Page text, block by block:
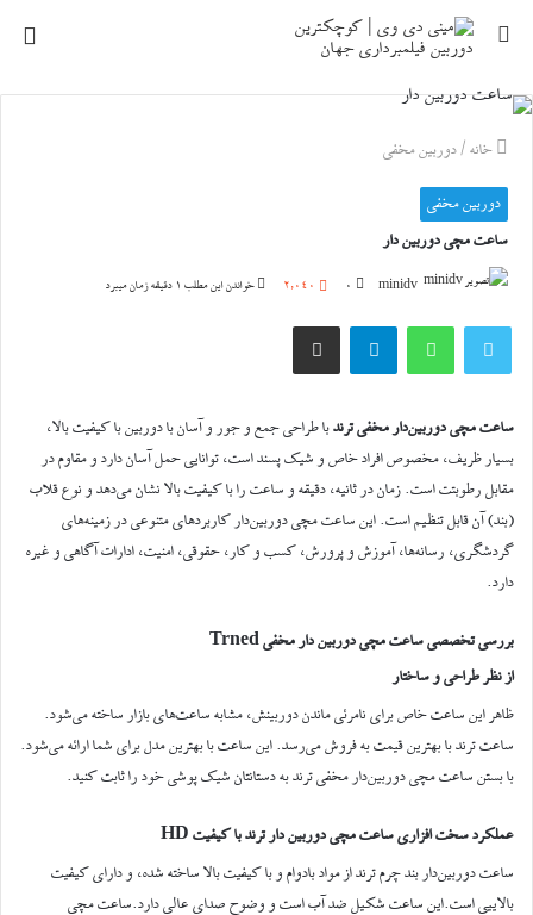
جستجو
خانه /دوربین مخفی
دوربین مخفی
ساعت مچی دوربین دار
minidv
0
2,040 خواندن این مطلب 1 دقیقه زمان میبرد
توییتر واتس آپ تلگرام اشتراک گذاری از طریق ایمیل
ساعت مچی دوربین‌دار مخفی ترندبا طراحی جمع و جور و آسان با دوربین با کیفیت بالا،
بسیار ظریف، مخصوص افراد خاص و شیک پسند است، توانایی حمل آسان دارد و مقاوم در
مقابل رطوبتت است. زمان در ثانیه، دقیقه و ساعت را با کیفیت بالا نشان می‌دهد و نوع قلاب
(بند) آن قابل تنظیم است. این ساعت مچی دوربین‌دار کاربرد‌های متنوعی در زمینه‌های
گردشگری، رسانه‌ها، آموزش و پرورش، کسب و کار، حقوقی، امنیت، ادارات آگاهی و غیره
دارد.
بررسی تخصصی ساعت مچی دوربین دار مخفی Trned
از نظر طراحی و ساختار
ظاهر این ساعت خاص برای نامرئی ماندن دوربینش، مشابه ساعت‌های بازار ساخته می‌شود.
ساعت ترند با بهترین قیمت به فروش می‌رسد. این ساعت با بهترین مدل برای شما ارائه می‌شود.
با بستن ساعت مچی دوربین‌دار مخفی ترند به دستانتان شیک پوشی خود را ثابت کنید.
عملکرد سخت افزاری ساعت مچی دوربین دار ترند با کیفیت HD
ساعت دوربین‌دار بند چرم ترند از مواد بادوام و با کیفیت بالا ساخته شده، و دارای کیفیت
بالاییی است.این ساعت شکیل ضد آب است و وضوح صدای عالی دارد.ساعت مچی